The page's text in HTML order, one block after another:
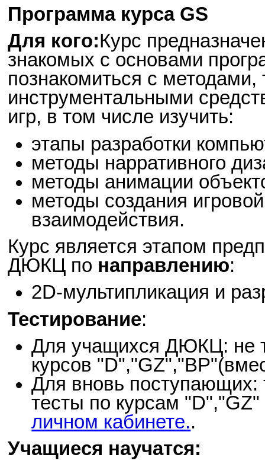
Программа курса GS
Для кого:Курс
знакомых с основами
познакомиться с методами,
инструментальными
игр, в том числе изучить:
этапы разработки
методы нарративного
методы анимации
методы создания
взаимодействия.
Курс является этапом
ДЮКЦ по направлению:
2D-мультипликация и
Тестирование:
Для учащихся ДЮКЦ: не
курсов
Для вновь поступающих:
тесты по курсам
личном кабинете..
Учащиеся научатся: